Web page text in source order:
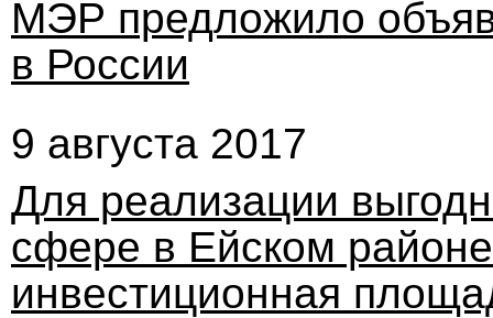
МЭР предложило
в России
9 августа 2017
Для реализации
сфере в Ейском
инвестиционная